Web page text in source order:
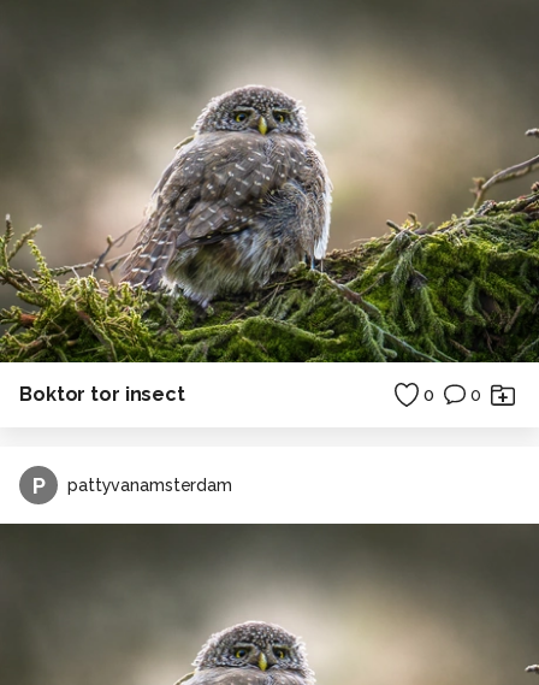
Boktor tor insect 0 0
P pattyvanamsterdam